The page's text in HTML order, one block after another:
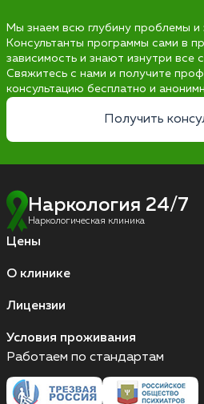
Мы знаем всю глубину проблемы и
Консультанты программы сами в
зависимость и знают изнутри все
Свяжитесь с нами и получите
консультацию бесплатно и
Получить
Наркология 24/7
Наркологическая клиника
Цены
О клинике
Лицензии
Условия проживания
Работаем по стандартам